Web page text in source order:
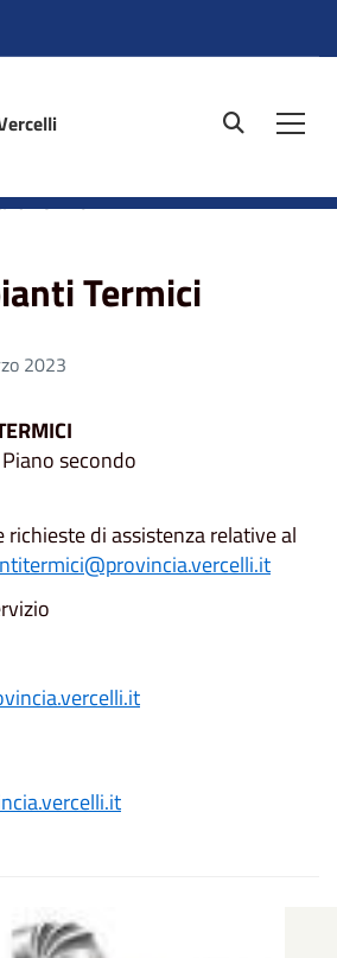
site.searc
Termici
Termici
2023
secondo
di assistenza relative al